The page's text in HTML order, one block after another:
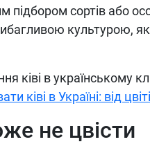
підбором сортів або
культурою,
ківі в українському
ківі в Україні: від
не цвісти